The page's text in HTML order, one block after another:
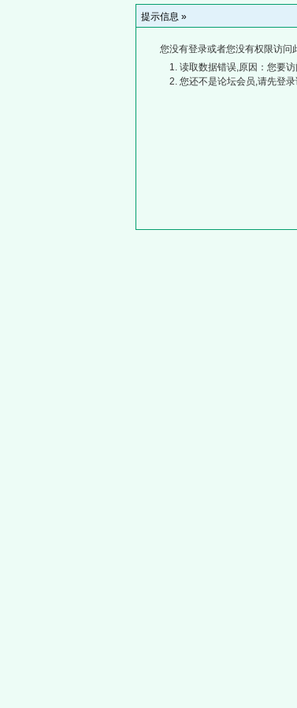
提示信息 »
您没有登录或者您没有权限访问
读取数据错误,原因：您要
您还不是论坛会员,请先登